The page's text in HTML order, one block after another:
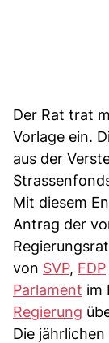
Der Rat trat
Vorlage ein.
aus der
Mit diesem
Antrag der
von SVP, FDP
Parlament im
Regierung
Die